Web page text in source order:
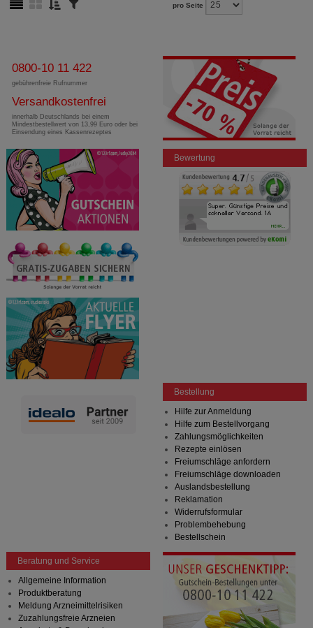
pro Seite
0800-10 11 422
gebührenfreie Rufnummer
Versandkostenfrei
innerhalb Deutschlands bei einem
Mindestbestellwert von 13,99 Euro oder bei
Einsendung eines Kassenrezeptes
Bewertung
Bestellung
Hilfe zur Anmeldung
Hilfe zum Bestellvorgang
Zahlungsmöglichkeiten
Rezepte einlösen
Freiumschläge anfordern
Freiumschläge downloaden
Auslandsbestellung
Reklamation
Widerrufsformular
Problembehebung
Bestellschein
Beratung und Service
Allgemeine Information
Produktberatung
Meldung Arzneimittelrisiken
Zuzahlungsfreie Arzneien